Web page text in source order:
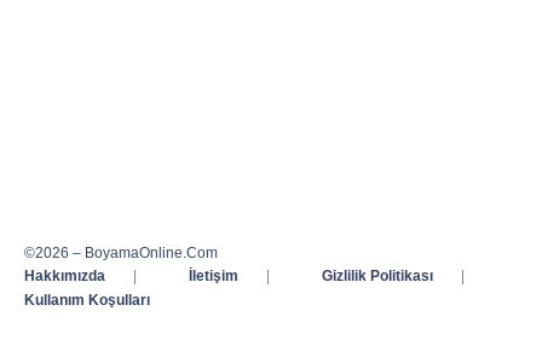
©2026 – BoyamaOnline.Com
Hakkımızda
| İletişim | Gizlilik Politikası
|
Kullanım Koşulları